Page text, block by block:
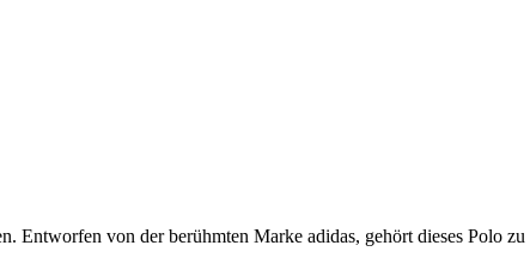
Entworfen von der berühmten Marke adidas, gehört dieses Polo zu